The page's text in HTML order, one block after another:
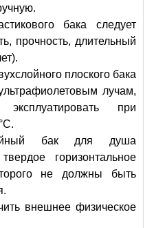
бака следует
прочность, длительный
плоского бака
лучам,
эксплуатировать при
бак для душа
горизонтальное
не должны быть
внешнее физическое